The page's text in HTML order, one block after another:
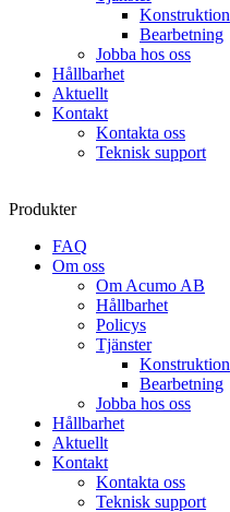
Konstruktion
Bearbetning
Jobba hos oss
Hållbarhet
Aktuellt
Kontakt
Kontakta oss
Teknisk support
Produkter
FAQ
Om oss
Om Acumo AB
Hållbarhet
Policys
Tjänster
Konstruktion
Bearbetning
Jobba hos oss
Hållbarhet
Aktuellt
Kontakt
Kontakta oss
Teknisk support